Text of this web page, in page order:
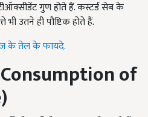
गुण होते हैं. कस्टर्ड सेब के
उतने ही पौष्टिक होते हैं.
के तेल के फायदे.
Consumption of
)